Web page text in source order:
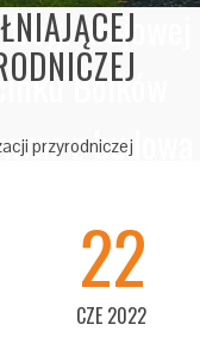
krajowej
Bolków
z budową
przyrodniczej
22
CZE 2022